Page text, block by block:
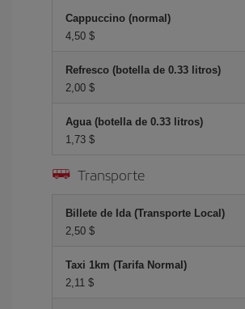
Cappuccino (normal)
4,50 $
Refresco (botella de 0.33 litros)
2,00 $
Agua (botella de 0.33 litros)
1,73 $
Transporte
Billete de Ida (Transporte Local)
2,50 $
Taxi 1km (Tarifa Normal)
2,11 $